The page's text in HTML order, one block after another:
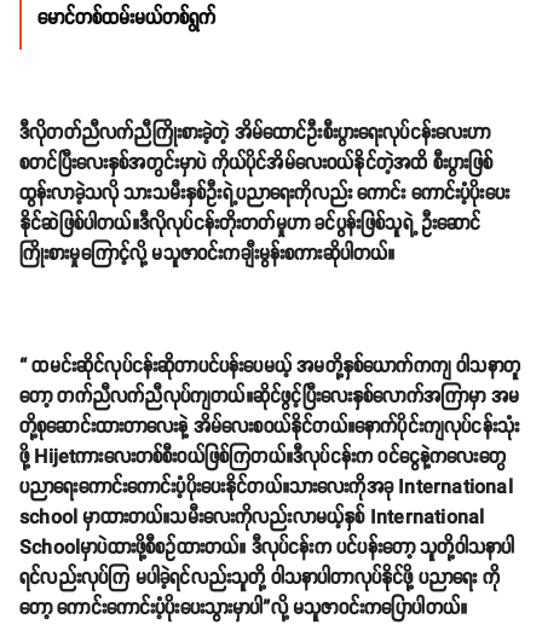
မောင်တစ်ထမ်းမယ်တစ်ရွက်
ဒီလိုတတ်ညီလက်ညီကြိုးစားခဲ့တဲ့ အိမ်ထောင်ဦးစီးပွားရေးလုပ်ငန်းလေးဟာ
စတင်ပြီးလေးနှစ်အတွင်းမှာပဲ ကိုယ်ပိုင်အိမ်လေးဝယ်နိုင်တဲ့အထိ စီးပွားဖြစ်
ထွန်းလာခဲ့သလို သားသမီးနှစ်ဦးရဲ့ပညာရေးကိုလည်း ကောင်း ကောင်းပံ့ပိုးပေး
နိုင်ဆဲဖြစ်ပါတယ်။ဒီလိုလုပ်ငန်းတိုးတတ်မှုဟာ ခင်ပွန်းဖြစ်သူရဲ့ ဦးဆောင်
ကြိုးစားမှုကြောင့်လို့ မသူဇာ၀င်းကချီးမွန်းစကားဆိုပါတယ်။
“ ထမင်းဆိုင်လုပ်ငန်းဆိုတာပင်ပန်းပေမယ့် အမတို့နှစ်ယောက်ကကျ ဝါသနာတူ
တော့ တက်ညီလက်ညီလုပ်ကျတယ်။ဆိုင်ဖွင့်ပြီးလေးနှစ်လောက်အကြာမှာ အမ
တို့စုဆောင်းထားတာလေးနဲ့ အိမ်လေးစဝယ်နိုင်တယ်။နောက်ပိုင်းကျလုပ်ငန်းသုံး
ဖို့ Hijetကားလေးတစ်စီးဝယ်ဖြစ်ကြတယ်။ဒီလုပ်ငန်းက ၀င်ငွေနဲ့ကလေးတွေ
ပညာရေးကောင်းကောင်းပံ့ပိုးပေးနိုင်တယ်။သားလေးကိုအခု International
school မှာထားတယ်။သမီးလေးကိုလည်းလာမယ့်နှစ် International
Schoolမှာပဲထားဖို့စီစဥ်ထားတယ်။ ဒီလုပ်ငန်းက ပင်ပန်းတော့ သူတို့ဝါသနာပါ
ရင်လည်းလုပ်ကြ မပါခဲ့ရင်လည်းသူတို့ ဝါသနာပါတာလုပ်နိုင်ဖို့ ပညာရေး ကို
တော့ ကောင်းကောင်းပံ့ပိုးပေးသွားမှာပါ”လို့ မသူဇာ၀င်းကပြောပါတယ်။